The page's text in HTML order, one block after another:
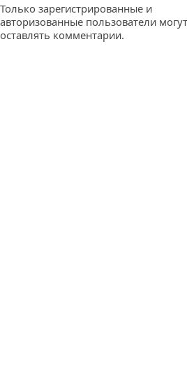
Только зарегистрированные и
авторизованные пользователи могут
оставлять комментарии.